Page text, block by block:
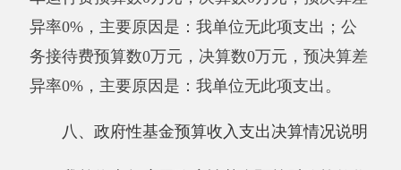
截至2019年12月31日，单位共有房屋5500平
方米，价值70万元。车辆1辆，价值1.96万元，
其中：副部（省）级及以上领导用车0辆、主要
用车0辆、执法执勤用车0辆、特种专业技术用车